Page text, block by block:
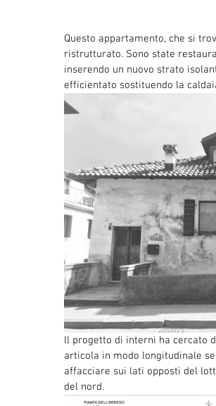
Questo appartamento, che si
ristrutturato. Sono state
inserendo un nuovo strato
efficientato sostituendo la
Il progetto di interni ha cercato
articola in modo longitudinale
affacciare sui lati opposti del
del nord.